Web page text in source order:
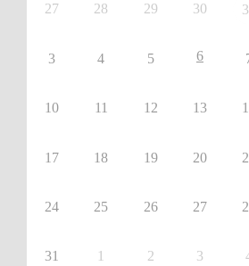
27 28 29 30
3 4 5 6
10 11 12 13
17 18 19 20
24 25 26 27
31 1 2 3